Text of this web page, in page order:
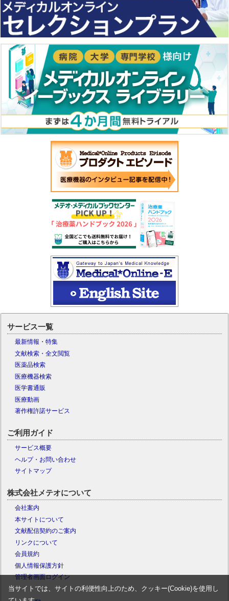
サービス一覧
最新情報・特集
文献検索・全文閲覧
医薬品検索
医療機器検索
医学書通販
医療動画
著作権許諾サービス
ご利用ガイド
サービス概要
ヘルプ・お問い合わせ
サイトマップ
株式会社メテオについて
会社案内
本サイトについて
文献配信契約のご案内
リンクについて
会員規約
個人情報保護方針
管理者画面ログイン
当サイトでは、サイトの利便性向上のため、クッキー(Cookie)を使用し